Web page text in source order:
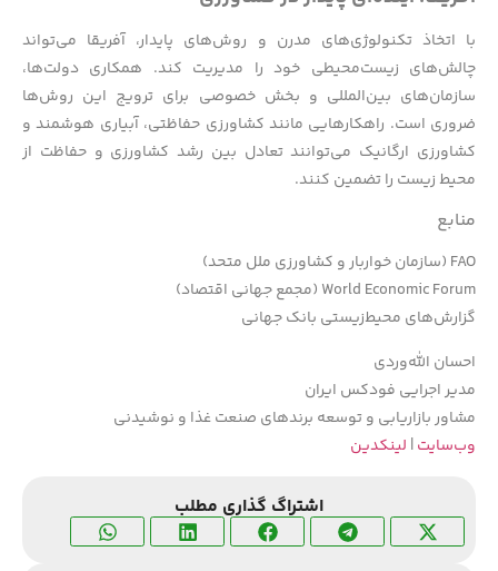
با اتخاذ تکنولوژی‌های مدرن و روش‌های پایدار، آفریقا می‌تواند
چالش‌های زیست‌محیطی خود را مدیریت کند. همکاری دولت‌ها،
سازمان‌های بین‌المللی و بخش خصوصی برای ترویج این روش‌ها
ضروری است. راهکارهایی مانند کشاورزی حفاظتی، آبیاری هوشمند و
کشاورزی ارگانیک می‌توانند تعادل بین رشد کشاورزی و حفاظت از
محیط زیست را تضمین کنند.
منابع
FAO (سازمان خواربار و کشاورزی ملل متحد)
World Economic Forum (مجمع جهانی اقتصاد)
گزارش‌های محیط‌زیستی بانک جهانی
احسان الله‌وردی
مدیر اجرایی فودکس ایران
مشاور بازاریابی و توسعه برندهای صنعت غذا و نوشیدنی
وب‌سایت| لینکدین
اشتراگ گذاری مطلب